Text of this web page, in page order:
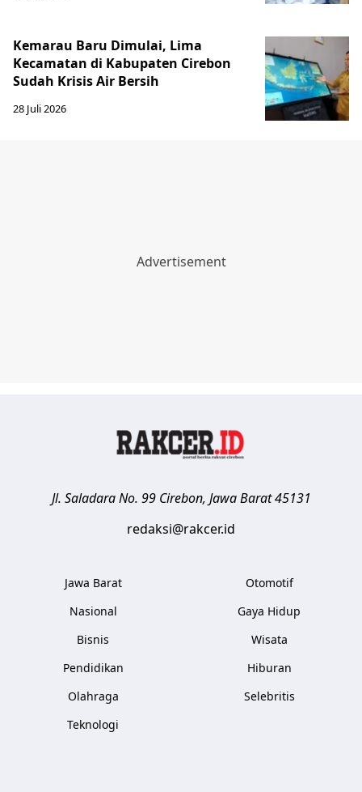
Kemarau Baru Dimulai, Lima
Kecamatan di Kabupaten Cirebon
Sudah Krisis Air Bersih
28 Juli 2026
Jl. Saladara No. 99 Cirebon, Jawa Barat 45131
redaksi@rakcer.id
Jawa Barat
Nasional
Bisnis
Pendidikan
Olahraga
Teknologi
Otomotif
Gaya Hidup
Wisata
Hiburan
Selebritis